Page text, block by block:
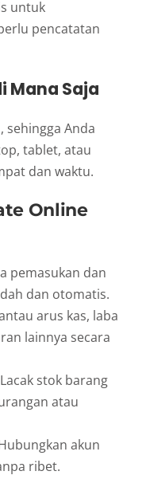
untuk
pencatatan
Mana Saja
sehingga Anda
tablet, atau
dan waktu.
Online
pemasukan dan
dan otomatis.
arus kas, laba
lainnya secara
stok barang
atau
akun
ribet.